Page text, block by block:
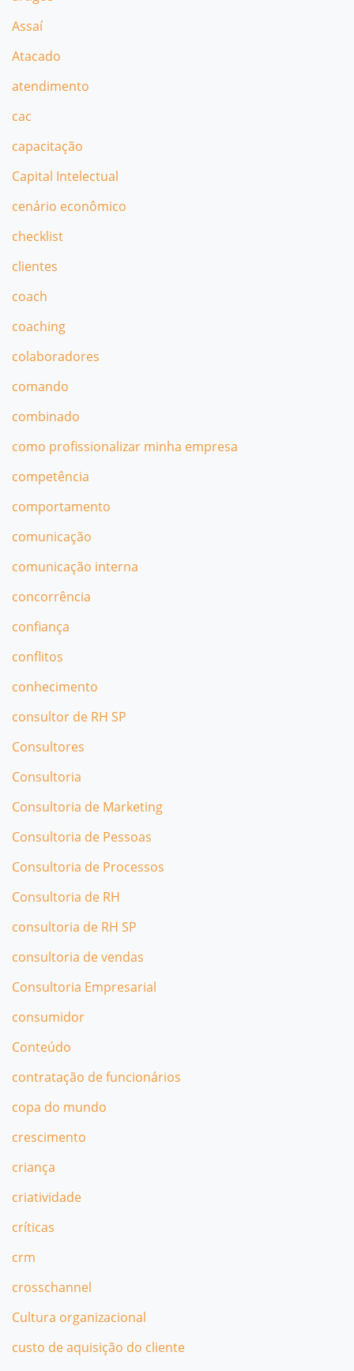
Assaí
Atacado
atendimento
cac
capacitação
Capital Intelectual
cenário econômico
checklist
clientes
coach
coaching
colaboradores
comando
combinado
como profissionalizar minha empresa
competência
comportamento
comunicação
comunicação interna
concorrência
confiança
conflitos
conhecimento
consultor de RH SP
Consultores
Consultoria
Consultoria de Marketing
Consultoria de Pessoas
Consultoria de Processos
Consultoria de RH
consultoria de RH SP
consultoria de vendas
Consultoria Empresarial
consumidor
Conteúdo
contratação de funcionários
copa do mundo
crescimento
criança
criatividade
críticas
crm
crosschannel
Cultura organizacional
custo de aquisição do cliente